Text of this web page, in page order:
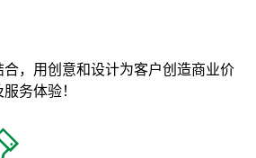
，用创意和设计为客户创造商业价
务体验！